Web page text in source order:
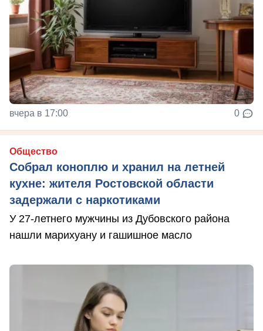
вчера в 17:00 0
Общество
Собрал коноплю и хранил на летней
кухне: жителя Ростовской области
задержали с наркотиками
У 27-летнего мужчины из Дубовского района
нашли марихуану и гашишное масло